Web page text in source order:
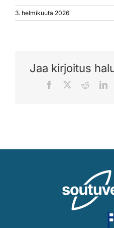
3. helmikuuta 2026
Jaa kirjoitus
Facebook Reddit